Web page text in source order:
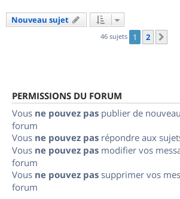
Nouveau sujet
46 sujets 1 2
PERMISSIONS DU FORUM
Vous ne pouvez pas publier de
forum
Vous ne pouvez pas répondre aux
Vous ne pouvez pas modifier vos
forum
Vous ne pouvez pas supprimer vos
forum